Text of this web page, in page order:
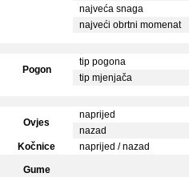
najveća snaga
najveći obrtni momenat
Pogon
tip pogona
tip mjenjača
Ovjes
naprijed
nazad
Kočnice
naprijed / nazad
Gume